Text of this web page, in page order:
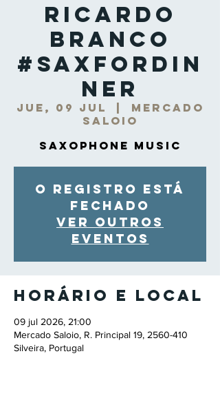
Ricardo
Branco
#SaxForDin
ner
jue, 09 jul
Mercado
Saloio
Saxophone Music
O registro está
fechado
Ver outros
eventos
Horário e local
09 jul 2026, 21:00
Mercado Saloio, R. Principal 19, 2560-410
Silveira, Portugal